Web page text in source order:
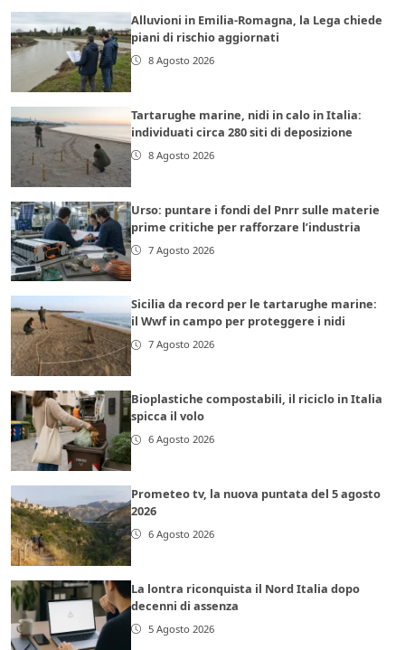
Alluvioni in Emilia-Romagna, la Lega chiede
piani di rischio aggiornati
8 Agosto 2026
Tartarughe marine, nidi in calo in Italia:
individuati circa 280 siti di deposizione
8 Agosto 2026
Urso: puntare i fondi del Pnrr sulle materie
prime critiche per rafforzare l’industria
7 Agosto 2026
Sicilia da record per le tartarughe marine:
il Wwf in campo per proteggere i nidi
7 Agosto 2026
Bioplastiche compostabili, il riciclo in Italia
spicca il volo
6 Agosto 2026
Prometeo tv, la nuova puntata del 5 agosto
2026
6 Agosto 2026
La lontra riconquista il Nord Italia dopo
decenni di assenza
5 Agosto 2026